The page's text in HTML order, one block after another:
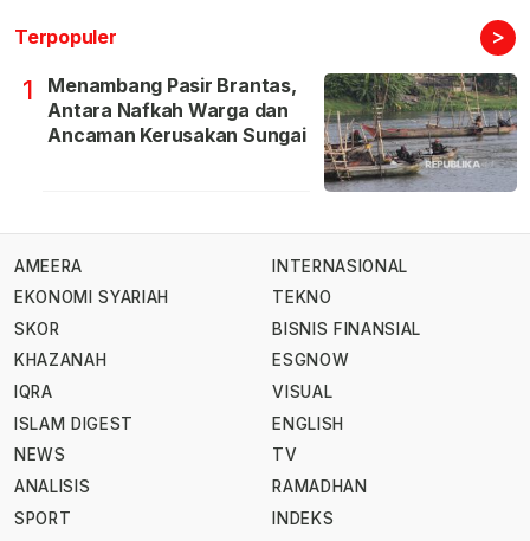
Terpopuler >
1
Menambang Pasir Brantas,
Antara Nafkah Warga dan
Ancaman Kerusakan Sungai
AMEERA
EKONOMI SYARIAH
SKOR
KHAZANAH
IQRA
ISLAM DIGEST
NEWS
ANALISIS
SPORT
INTERNASIONAL
TEKNO
BISNIS FINANSIAL
ESGNOW
VISUAL
ENGLISH
TV
RAMADHAN
INDEKS